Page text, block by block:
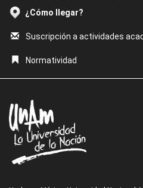
¿Cómo llegar?
Suscripción a actividades
Normatividad